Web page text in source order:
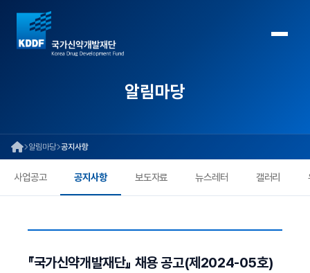
알림마당
알림마당 공지사항
사업공고 공지사항 보도자료 뉴스레터 갤러리
『국가신약개발재단』 채용 공고(제2024-05호)